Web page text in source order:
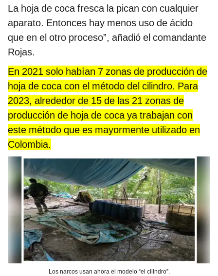
La hoja de coca fresca la pican con cualquier
aparato. Entonces hay menos uso de ácido
que en el otro proceso”, añadió el comandante
Rojas.
En 2021 solo habían 7 zonas de producción de
hoja de coca con el método del cilindro. Para
2023, alrededor de 15 de las 21 zonas de
producción de hoja de coca ya trabajan con
este método que es mayormente utilizado en
Colombia.
Los narcos usan ahora el modelo “el cilindro”.